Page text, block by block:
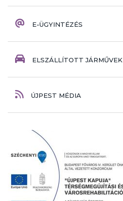
E-ÜGYINTÉZÉS
ELSZÁLLÍTOTT JÁRMŰVEK
ÚJPEST MÉDIA